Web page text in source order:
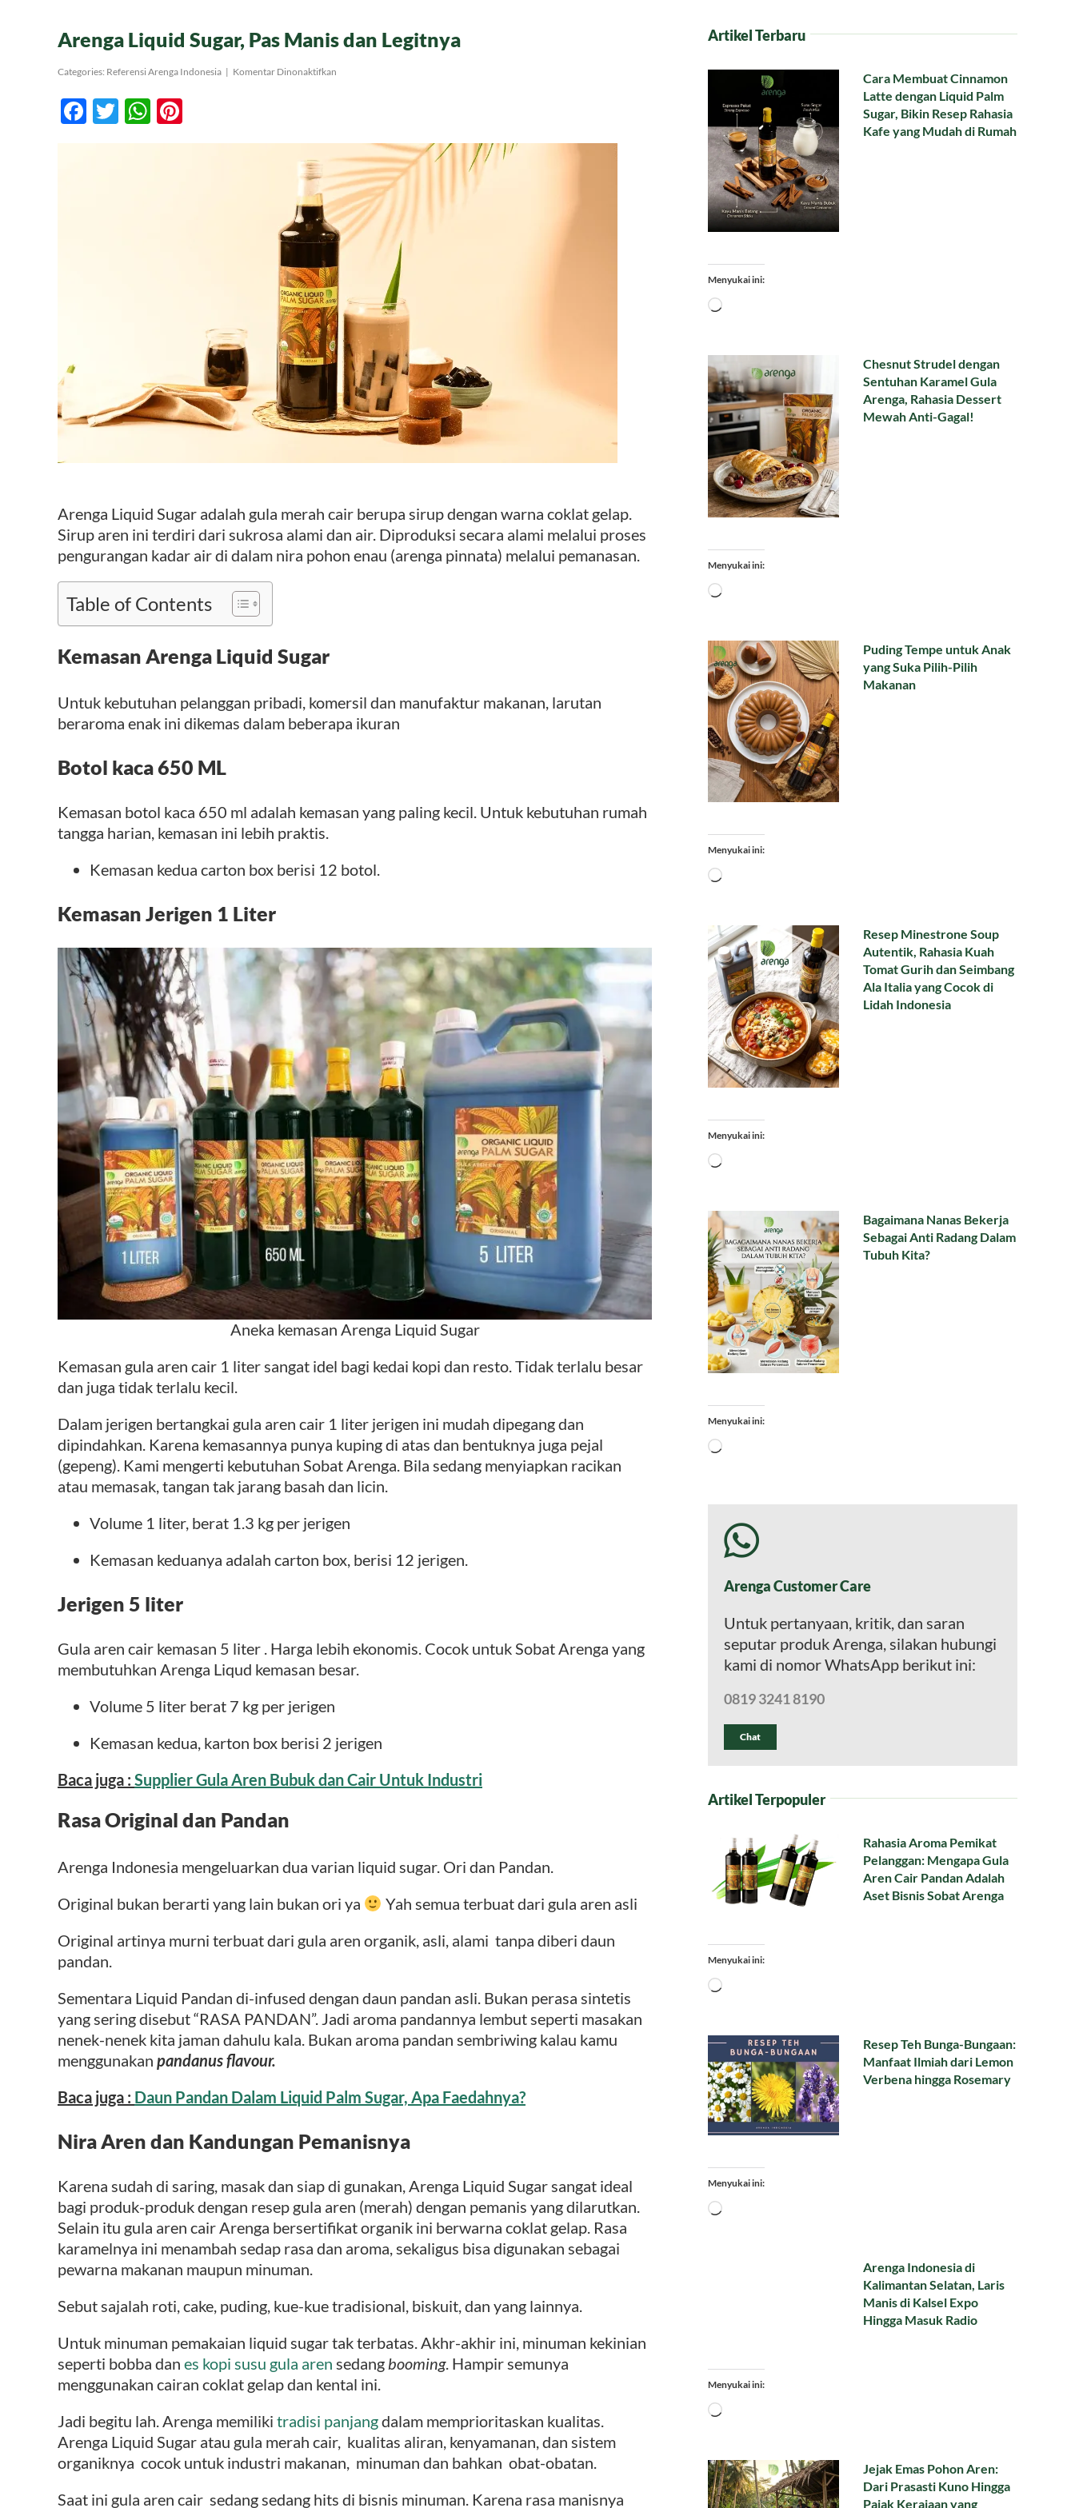
Arenga Liquid Sugar, Pas Manis dan Legitnya
Categories: Referensi Arenga Indonesia | Komentar Dinonaktifkan
dan
Legitnya
Facebook
TwitterWhatsApp
Arenga Liquid Sugar adalah gula merah cair berupa sirup dengan warna coklat gelap.
Sirup aren ini terdiri dari sukrosa alami dan air. Diproduksi secara alami melalui proses
pengurangan kadar air di dalam nira pohon enau (arenga pinnata) melalui pemanasan.
Table of Contents
Kemasan Arenga Liquid Sugar
Untuk kebutuhan pelanggan pribadi, komersil dan manufaktur makanan, larutan
beraroma enak ini dikemas dalam beberapa ikuran
Botol kaca 650 ML
Kemasan botol kaca 650 ml adalah kemasan yang paling kecil. Untuk kebutuhan rumah
tangga harian, kemasan ini lebih praktis.
Kemasan kedua carton box berisi 12 botol.
Kemasan Jerigen 1 Liter
Aneka kemasan Arenga Liquid Sugar
Kemasan gula aren cair 1 liter sangat idel bagi kedai kopi dan resto. Tidak terlalu besar
dan juga tidak terlalu kecil.
Dalam jerigen bertangkai gula aren cair 1 liter jerigen ini mudah dipegang dan
dipindahkan. Karena kemasannya punya kuping di atas dan bentuknya juga pejal
(gepeng). Kami mengerti kebutuhan Sobat Arenga. Bila sedang menyiapkan racikan
atau memasak, tangan tak jarang basah dan licin.
Volume 1 liter, berat 1.3 kg per jerigen
Kemasan keduanya adalah carton box, berisi 12 jerigen.
Jerigen 5 liter
Gula aren cair kemasan 5 liter . Harga lebih ekonomis. Cocok untuk Sobat Arenga yang
membutuhkan Arenga Liqud kemasan besar.
Volume 5 liter berat 7 kg per jerigen
Kemasan kedua, karton box berisi 2 jerigen
Baca juga : Supplier Gula Aren Bubuk dan Cair Untuk Industri
Rasa Original dan Pandan
Arenga Indonesia mengeluarkan dua varian liquid sugar. Ori dan Pandan.
Original bukan berarti yang lain bukan ori ya
Yah semua terbuat dari gula aren asli
Original artinya murni terbuat dari gula aren organik, asli, alami tanpa diberi daun
pandan.
Sementara Liquid Pandan di-infused dengan daun pandan asli. Bukan perasa sintetis
yang sering disebut “RASA PANDAN”. Jadi aroma pandannya lembut seperti masakan
nenek-nenek kita jaman dahulu kala. Bukan aroma pandan sembriwing kalau kamu
menggunakan pandanus flavour.
Baca juga : Daun Pandan Dalam Liquid Palm Sugar, Apa Faedahnya?
Nira Aren dan Kandungan Pemanisnya
Karena sudah di saring, masak dan siap di gunakan, Arenga Liquid Sugar sangat ideal
bagi produk-produk dengan resep gula aren (merah) dengan pemanis yang dilarutkan.
Selain itu gula aren cair Arenga bersertifikat organik ini berwarna coklat gelap. Rasa
karamelnya ini menambah sedap rasa dan aroma, sekaligus bisa digunakan sebagai
pewarna makanan maupun minuman.
Sebut sajalah roti, cake, puding, kue-kue tradisional, biskuit, dan yang lainnya.
Untuk minuman pemakaian liquid sugar tak terbatas. Akhr-akhir ini, minuman kekinian
seperti bobba dan es kopi susu gula aren sedang booming. Hampir semunya
menggunakan cairan coklat gelap dan kental ini.
Jadi begitu lah. Arenga memiliki tradisi panjangdalam memprioritaskan kualitas.
Arenga Liquid Sugar atau gula merah cair, kualitas aliran, kenyamanan, dan sistem
organiknya cocok untuk industri makanan, minuman dan bahkan obat-obatan.
Saat ini gula aren cair sedang sedang hits di bisnis minuman. Karena rasa manisnya
Artikel Terbaru
Cara Membuat Cinnamon
Latte dengan Liquid Palm
Sugar, Bikin Resep Rahasia
Kafe yang Mudah di Rumah
Menyukai ini:
Memuat...
Chesnut Strudel dengan
Sentuhan Karamel Gula
Arenga, Rahasia Dessert
Mewah Anti-Gagal!
Menyukai ini:
Memuat...
Puding Tempe untuk Anak
yang Suka Pilih-Pilih
Makanan
Menyukai ini:
Memuat...
Resep Minestrone Soup
Autentik, Rahasia Kuah
Tomat Gurih dan Seimbang
Ala Italia yang Cocok di
Lidah Indonesia
Menyukai ini:
Memuat...
Bagaimana Nanas Bekerja
Sebagai Anti Radang Dalam
Tubuh Kita?
Menyukai ini:
Memuat...
Arenga Customer Care
Untuk pertanyaan, kritik, dan saran
seputar produk Arenga, silakan hubungi
kami di nomor WhatsApp berikut ini:
0819 3241 8190
Chat
Artikel Terpopuler
Rahasia Aroma Pemikat
Pelanggan: Mengapa Gula
Aren Cair Pandan Adalah
Aset Bisnis Sobat Arenga
Menyukai ini:
Memuat...
Resep Teh Bunga-Bungaan:
Manfaat Ilmiah dari Lemon
Verbena hingga Rosemary
Menyukai ini:
Memuat...
Arenga Indonesia di
Kalimantan Selatan, Laris
Manis di Kalsel Expo
Hingga Masuk Radio
Menyukai ini:
Memuat...
Jejak Emas Pohon Aren:
Dari Prasasti Kuno Hingga
Pajak Kerajaan yang